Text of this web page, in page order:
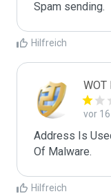
Spam sending.
Hilfreich
WOT
vor
Address Is
Of Malware.
Hilfreich